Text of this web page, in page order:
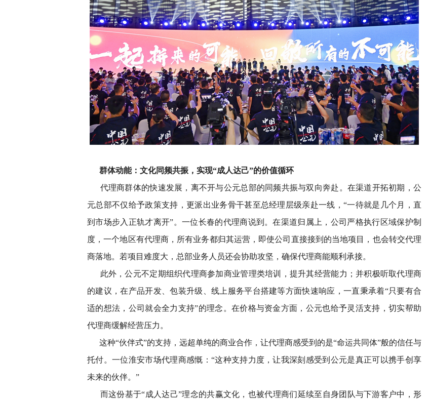
群体动能：文化同频共振，实现“成人达己”的价值循环
代理商群体的快速发展，离不开与公元总部的同频共振与双向奔赴。在渠道开拓初期，公
元总部不仅给予政策支持，更派出业务骨干甚至总经理层级亲赴一线，“一待就是几个月，直
到市场步入正轨才离开”。一位长春的代理商说到。在渠道归属上，公司严格执行区域保护制
度，一个地区有代理商，所有业务都归其运营，即使公司直接接到的当地项目，也会转交代理
商落地。若项目难度大，总部业务人员还会协助攻坚，确保代理商能顺利承接。
此外，公元不定期组织代理商参加商业管理类培训，提升其经营能力；并积极听取代理商
的建议，在产品开发、包装升级、线上服务平台搭建等方面快速响应，一直秉承着“只要有合
适的想法，公司就会全力支持”的理念。在价格与资金方面，公元也给予灵活支持，切实帮助
代理商缓解经营压力。
这种“伙伴式”的支持，远超单纯的商业合作，让代理商感受到的是“命运共同体”般的信任与
托付。一位淮安市场代理商感慨：“这种支持力度，让我深刻感受到公元是真正可以携手创享
未来的伙伴。”
而这份基于“成人达己”理念的共赢文化，也被代理商们延续至自身团队与下游客户中，形